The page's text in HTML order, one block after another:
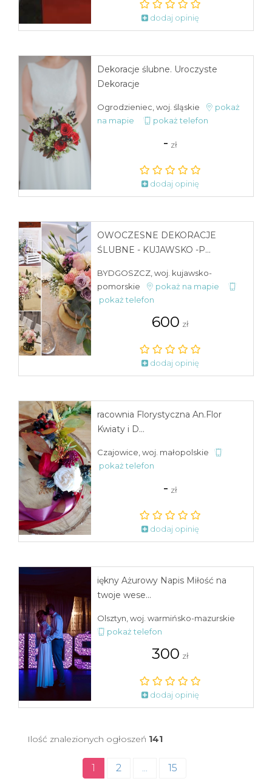
dodaj opinię
Dekoracje ślubne. Uroczyste
Dekoracje
Ogrodzieniec, woj. śląskie
pokaż
na mapie
pokaż telefon
- zł
dodaj opinię
OWOCZESNE DEKORACJE
ŚLUBNE - KUJAWSKO -P...
BYDGOSZCZ, woj. kujawsko-
pomorskie
pokaż na mapie
pokaż telefon
600 zł
dodaj opinię
racownia Florystyczna An.Flor
Kwiaty i D...
Czajowice, woj. małopolskie
pokaż telefon
- zł
dodaj opinię
iękny Ażurowy Napis Miłość na
twoje wese...
Olsztyn, woj. warmińsko-mazurskie
pokaż telefon
300 zł
dodaj opinię
Ilość znalezionych ogłoszeń 141
1 2 ... 15